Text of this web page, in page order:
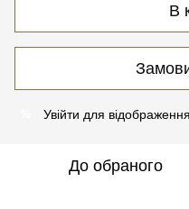
В
Увійти для
До обраного